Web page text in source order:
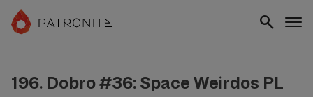
196. Dobro #36: Space Weirdos PL